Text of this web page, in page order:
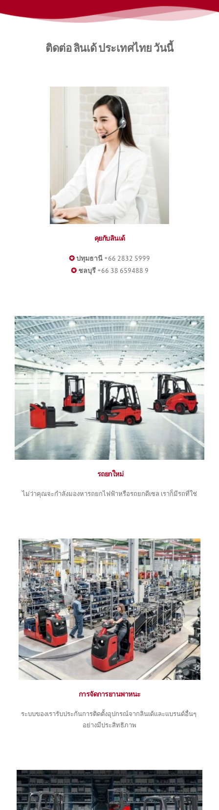
ติดต่อ ลินเด้ ประเทศไทย วันนี้
คุยกับลินเด้
✪ ปทุมธานี +66 2832 5999
✪ ชลบุรี +66 38 659488 9
รถยกใหม่
ไม่ว่าคุณจะกำลังมองหารถยกไฟฟ้าหรือรถยกดีเซล เราก็มีรถที่ใช่
การจัดการยานพาหนะ
ระบบของเรารับประกันการติดตั้งอุปกรณ์จากลินเด้และแบรนด์อื่นๆ
อย่างมีประสิทธิภาพ